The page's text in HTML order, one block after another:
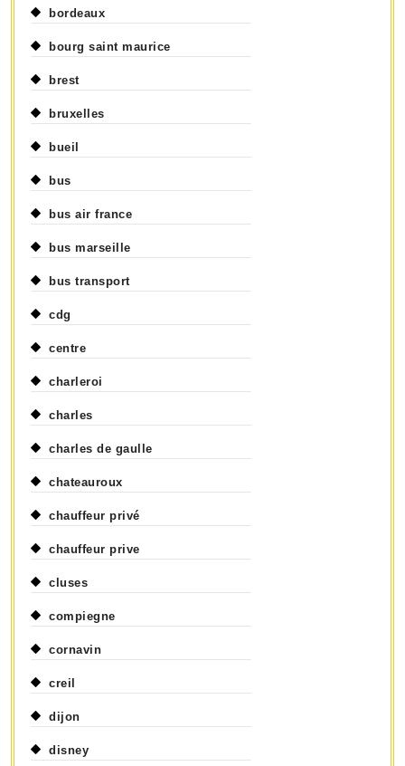
bordeaux
bourg saint maurice
brest
bruxelles
bueil
bus
bus air france
bus marseille
bus transport
cdg
centre
charleroi
charles
charles de gaulle
chateauroux
chauffeur privé
chauffeur prive
cluses
compiegne
cornavin
creil
dijon
disney